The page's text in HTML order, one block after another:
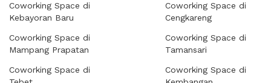
Coworking Space di
Kebayoran Baru
Coworking Space di
Mampang Prapatan
Coworking Space di
Coworking Space di
Cengkareng
Coworking Space di
Tamansari
Coworking Space di